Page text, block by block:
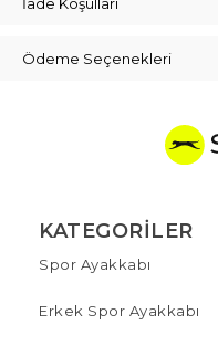
Ödeme Seçenekleri
KATEGORILER
Spor Ayakkabı
Erkek Spor Ayakkabı